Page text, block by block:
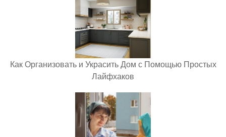
Как Организовать и Украсить Дом с Помощью Простых
Лайфхаков